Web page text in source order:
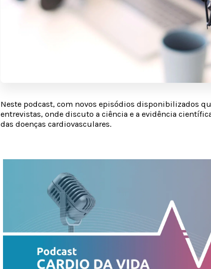
Neste podcast, com novos episódios disponibilizados
entrevistas, onde discuto a ciência e a evidência
das doenças cardiovasculares.